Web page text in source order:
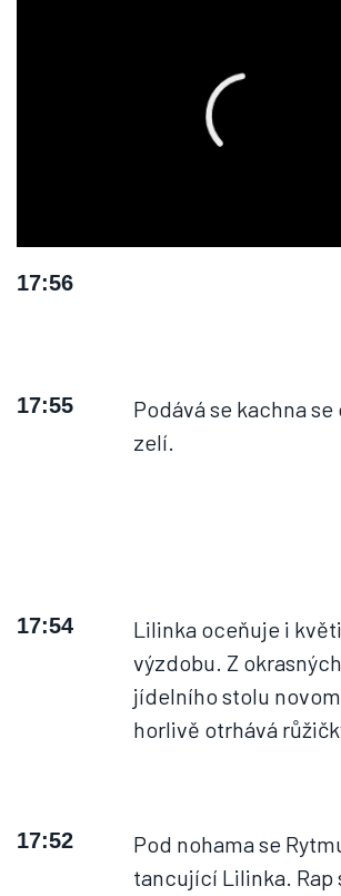
17:56
17:55
Podává se kachna
zelí.
17:54
Lilinka oceňuje i
výzdobu. Z
jídelního stolu
horlivě otrhává
17:52
Pod nohama se
tancující Lilinka. Rap